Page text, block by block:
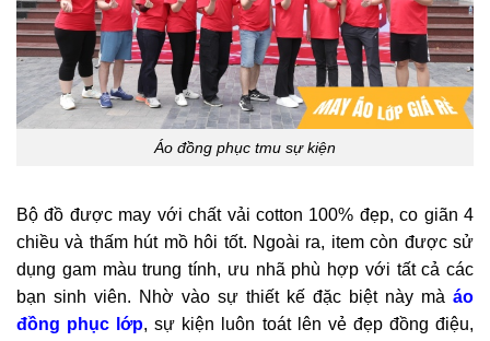
Áo đồng phục tmu sự kiện
Bộ đồ được may với chất vải cotton 100% đẹp, co giãn 4
chiều và thấm hút mồ hôi tốt. Ngoài ra, item còn được sử
dụng gam màu trung tính, ưu nhã phù hợp với tất cả các
bạn sinh viên. Nhờ vào sự thiết kế đặc biệt này mà áo
đồng phục lớp, sự kiện luôn toát lên vẻ đẹp đồng điệu,